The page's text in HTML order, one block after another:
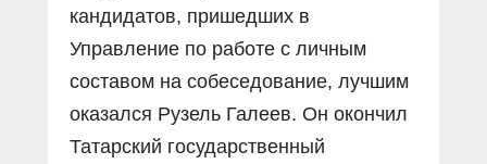
кандидатов, пришедших в
Управление по работе с личным
составом на собеседование, лучшим
оказался Рузель Галеев. Он окончил
Татарский государственный